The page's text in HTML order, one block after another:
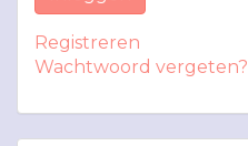
Registreren
Wachtwoord vergeten?